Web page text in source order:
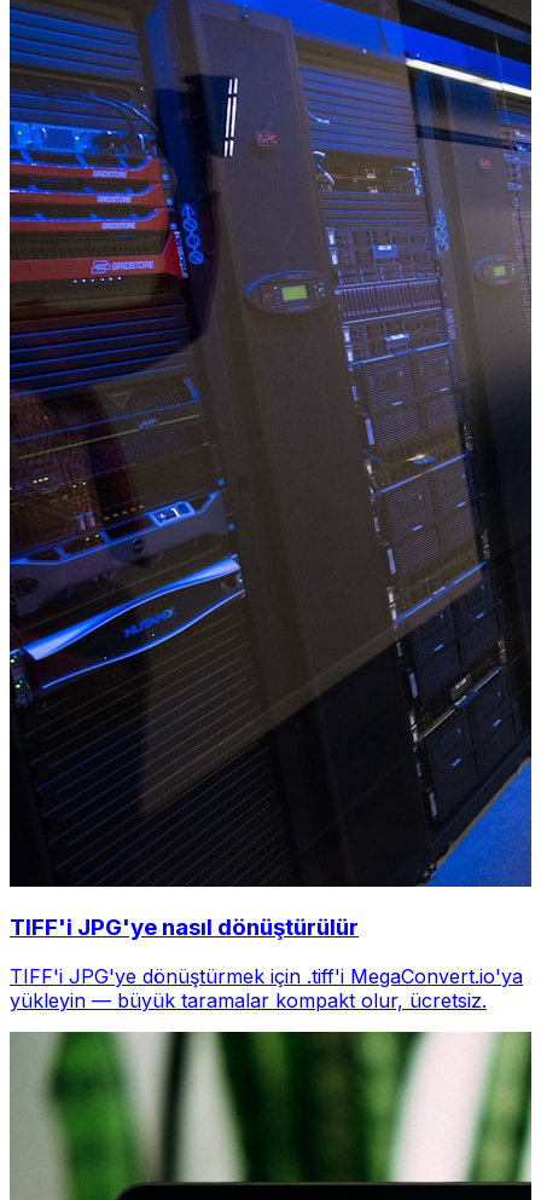
TIFF'i JPG'ye nasıl dönüştürülür
TIFF'i JPG'ye dönüştürmek için .tiff'i MegaConvert.io'ya
yükleyin — büyük taramalar kompakt olur, ücretsiz.